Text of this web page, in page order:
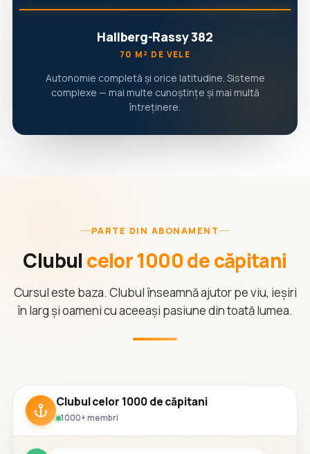
Hallberg-Rassy 382
70 M² DE VELE
Autonomie completă și orice latitudine. Sisteme
complexe — mai multe cunoștințe și mai multă
întreținere.
PARTE DIN ABONAMENT
Clubul celor 1000 de căpitani
Cursul este baza. Clubul înseamnă ajutor pe viu, ieșiri
în larg și oameni cu aceeași pasiune din toată lumea.
Clubul celor 1000 de căpitani
1000+ membri